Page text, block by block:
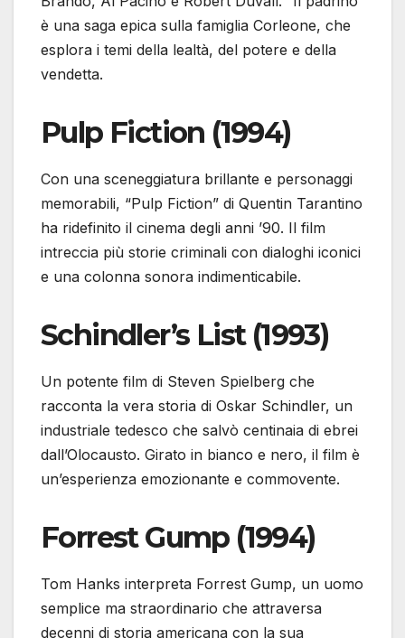
è una saga epica sulla famiglia Corleone, che
esplora i temi della lealtà, del potere e della
vendetta.
Pulp Fiction (1994)
Con una sceneggiatura brillante e personaggi
memorabili, “Pulp Fiction” di Quentin Tarantino
ha ridefinito il cinema degli anni ’90. Il film
intreccia più storie criminali con dialoghi iconici
e una colonna sonora indimenticabile.
Schindler’s List (1993)
Un potente film di Steven Spielberg che
racconta la vera storia di Oskar Schindler, un
industriale tedesco che salvò centinaia di ebrei
dall’Olocausto. Girato in bianco e nero, il film è
un’esperienza emozionante e commovente.
Forrest Gump (1994)
Tom Hanks interpreta Forrest Gump, un uomo
semplice ma straordinario che attraversa
decenni di storia americana con la sua